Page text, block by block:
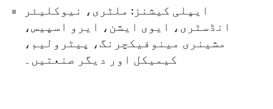
ایپلی کیشنز: ملٹری، نیوکلیئر
انڈسٹری، ایوی ایشن، ایرو اسپیس،
مشینری مینوفیکچرنگ، پیٹرولیم،
کیمیکل اور دیگر صنعتیں۔